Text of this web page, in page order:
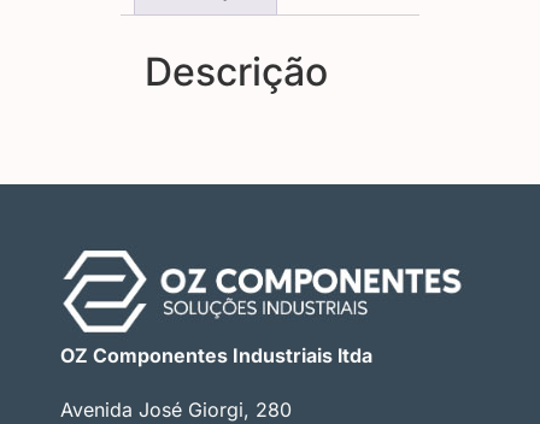
Descrição
OZ Componentes Industriais ltda
Avenida José Giorgi, 280